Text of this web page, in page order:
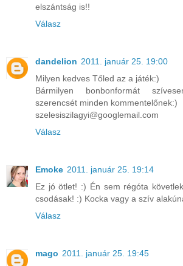
elszántság is!!
Válasz
dandelion 2011. január 25. 19:00
Milyen kedves Tőled az a játék:)
Bármilyen bonbonformát
szerencsét minden kommentelőnek:)
szelesiszilagyi@googlemail.com
Válasz
Emoke 2011. január 25. 19:14
Ez jó ötlet! :) Én sem régóta
csodásak! :) Kocka vagy a szív
Válasz
mago 2011. január 25. 19:45